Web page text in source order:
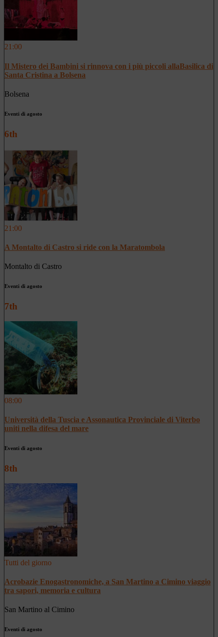
21:00
Il Mistero dei Bambini si rinnova con i più piccoli allaBasilica di
Santa Cristina a Bolsena
Bolsena
Eventi di agosto
6th
21:00
A Montalto di Castro si ride con la Maratombola
Montalto di Castro
Eventi di agosto
7th
08:00
Università della Tuscia e Assonautica Provinciale di Viterbo
uniti nella difesa del mare
Eventi di agosto
8th
Tutti del giorno
Acrobazie Enogastronomiche, a San Martino a Cimino viaggio
tra sapori, memoria e cultura
San Martino al Cimino
Eventi di agosto